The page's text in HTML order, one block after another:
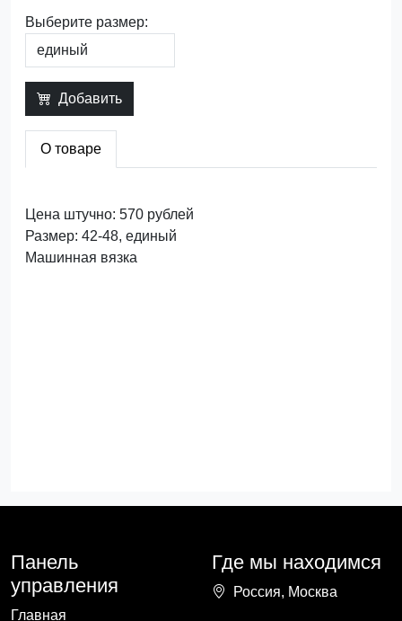
Выберите размер:
Добавить
О товаре
Цена штучно: 570 рублей
Размер: 42-48, единый
Машинная вязка
Панель
управления
Главная
Где мы находимся
Россия, Москва